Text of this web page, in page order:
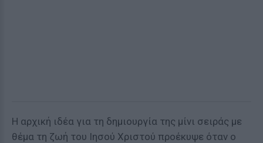
Η αρχική ιδέα για τη δημιουργία της μίνι σειράς με
θέμα τη ζωή του Ιησού Χριστού προέκυψε όταν ο